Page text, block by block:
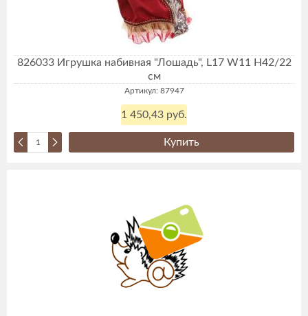
826033 Игрушка набивная "Лошадь", L17 W11 H42/22
см
Артикул: 87947
1 450,43 руб.
Купить